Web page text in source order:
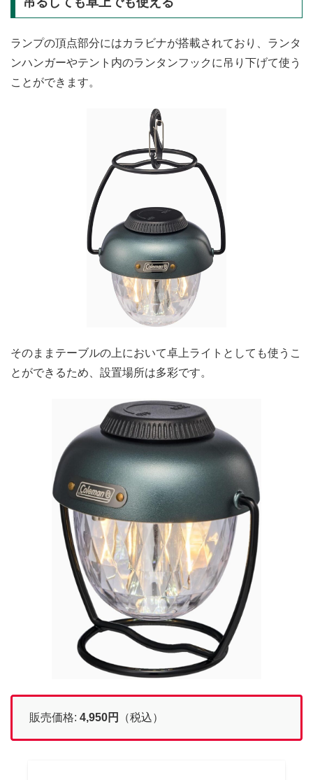
ランプの頂点部分にはカラビナが搭載されており、ランタ
ンハンガーやテント内のランタンフックに吊り下げて使う
ことができます。
そのままテーブルの上において卓上ライトとしても使うこ
とができるため、設置場所は多彩です。
販売価格: 4,950円 （税込）